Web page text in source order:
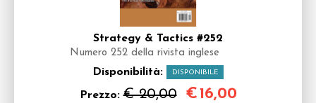
Strategy & Tactics #252
Numero 252 della rivista inglese
Disponibilità: DISPONIBILE
Prezzo:€ 20,00 €16,00